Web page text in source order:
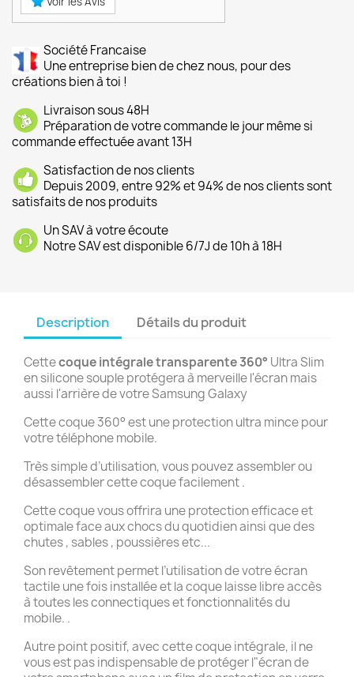
Société Francaise
Une entreprise bien de chez nous, pour des
créations bien à toi !
Livraison sous 48H
Préparation de votre commande le jour même si
commande effectuée avant 13H
Satisfaction de nos clients
Depuis 2009, entre 92% et 94% de nos clients sont
satisfaits de nos produits
Un SAV à votre écoute
Notre SAV est disponible 6/7J de 10h à 18H
Description Détails du produit
Cettecoque intégrale transparente 360° Ultra Slim
en silicone souple protégera à merveille l'écran mais
aussi l'arrière de votre Samsung Galaxy
Cette coque 360° est une protection ultra mince pour
votre téléphone mobile.
Très simple d’utilisation, vous pouvez assembler ou
désassembler cette coque facilement .
Cette coque vous offrira une protection efficace et
optimale face aux chocs du quotidien ainsi que des
chutes , sables , poussières etc...
Son revêtement permet l’utilisation de votre écran
tactile une fois installée et la coque laisse libre accès
à toutes les connectiques et fonctionnalités du
mobile. .
Autre point positif, avec cette coque intégrale, il ne
vous est pas indispensable de protéger l"écran de